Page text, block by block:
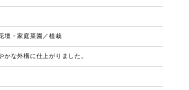
壇・家庭菜園／植栽
な外構に仕上がりました。